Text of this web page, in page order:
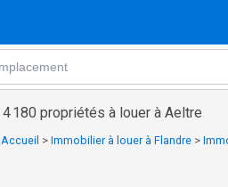
4 180 propriétés à louer à Aeltre
Accueil > Immobilier à louer à Flandre >